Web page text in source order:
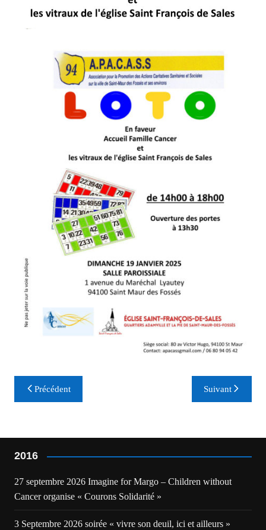
Navigation
de
Précédent Suivant
2016
27 septembre 2026 Imagine for Margo – Children without
Cancer organise « Courons Solidarité »
3 Septembre 2026 soirée « vivre son deuil, ici et ailleurs »